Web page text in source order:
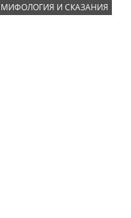
МИФОЛОГИЯ И СКАЗАНИЯ